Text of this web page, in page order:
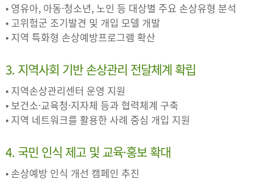
• 영유아, 아동·청소년, 노인 등 대상별 주요 손상유형 분석
• 고위험군 조기발견 및 개입 모델 개발
• 지역 특화형 손상예방프로그램 확산
3. 지역사회 기반 손상관리 전달체계 확립
• 지역손상관리센터 운영 지원
• 보건소·교육청·지자체 등과 협력체계 구축
• 지역 네트워크를 활용한 사례 중심 개입 지원
4. 국민 인식 제고 및 교육·홍보 확대
• 손상예방 인식 개선 캠페인 추진